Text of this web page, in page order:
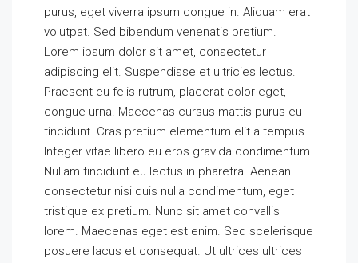
purus, eget viverra ipsum congue in. Aliquam erat
volutpat. Sed bibendum venenatis pretium.
Lorem ipsum dolor sit amet, consectetur
adipiscing elit. Suspendisse et ultricies lectus.
Praesent eu felis rutrum, placerat dolor eget,
congue urna. Maecenas cursus mattis purus eu
tincidunt. Cras pretium elementum elit a tempus.
Integer vitae libero eu eros gravida condimentum.
Nullam tincidunt eu lectus in pharetra. Aenean
consectetur nisi quis nulla condimentum, eget
tristique ex pretium. Nunc sit amet convallis
lorem. Maecenas eget est enim. Sed scelerisque
posuere lacus et consequat. Ut ultrices ultrices